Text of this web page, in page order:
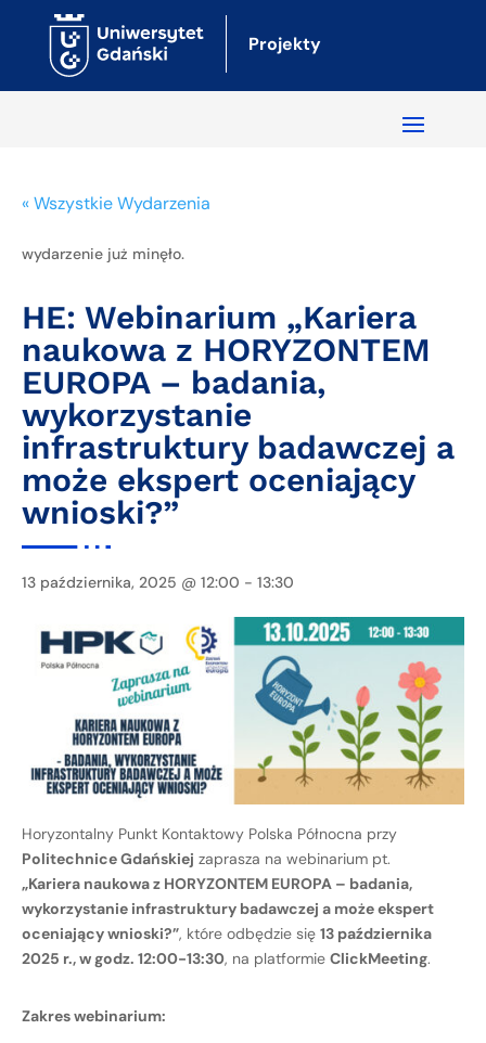
Projekty
« Wszystkie Wydarzenia
wydarzenie już minęło.
HE: Webinarium „Kariera
naukowa z HORYZONTEM
EUROPA – badania,
wykorzystanie
infrastruktury badawczej a
może ekspert oceniający
wnioski?”
13 października, 2025 @ 12:00 - 13:30
Horyzontalny Punkt Kontaktowy Polska Północna przy
Politechnice Gdańskiej zaprasza na webinarium pt.
„Kariera naukowa z HORYZONTEM EUROPA – badania,
wykorzystanie infrastruktury badawczej a może ekspert
oceniający wnioski?”, które odbędzie się 13 października
2025 r., w godz. 12:00-13:30, na platformie ClickMeeting.
Zakres webinarium: